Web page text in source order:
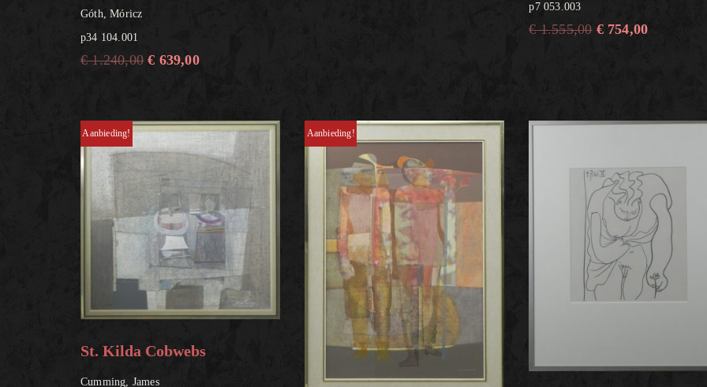
Góth, Móricz
p34 104.001
€1.240,00 € 639,00
p7 053.003
€1.555,00 €754,00
Aanbieding!
St. Kilda Cobwebs
Cumming, James
Aanbieding!